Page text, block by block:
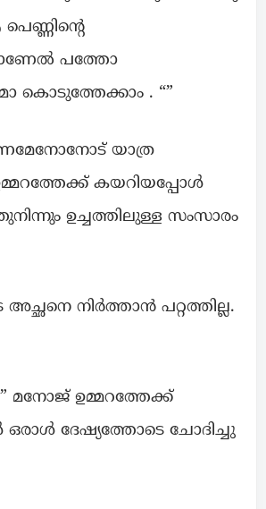
പത്തോ
കൊടുത്തേക്കാം . “”
യാത്ര
കയറിയപ്പോൾ
ഉച്ചത്തിലുള്ള സംസാരം
നിർത്താൻ പറ്റത്തില്ല.
മനോജ് ഉമ്മറത്തേക്ക്
ദേഷ്യത്തോടെ ചോദിച്ചു